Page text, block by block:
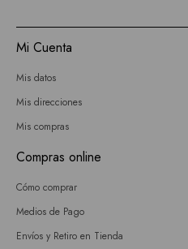
Mi Cuenta
Mis datos
Mis direcciones
Mis compras
Compras online
Cómo comprar
Medios de Pago
Envíos y Retiro en Tienda